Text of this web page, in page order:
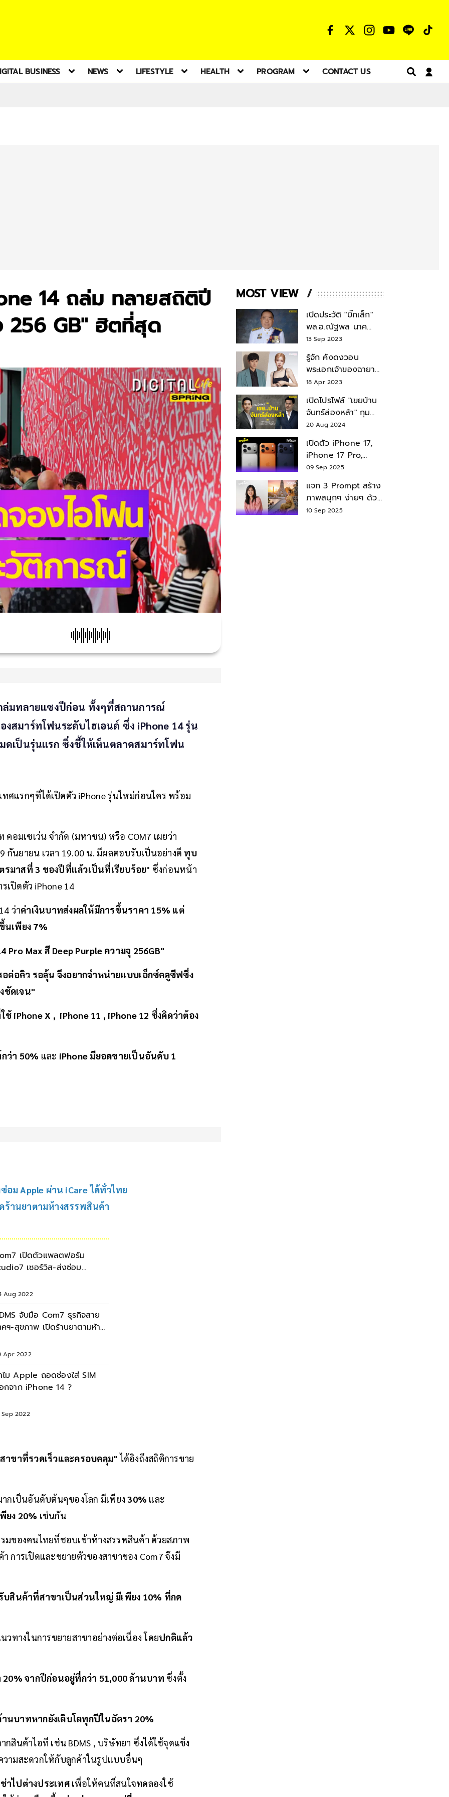
BUSINESS NEWS LIFESTYLE HEALTH PROGRAM CONTACT US
14 ถล่ม ทลายสถิติปี
256 GB" ฮิตที่สุด
ล่มทลายแซงปีก่อน ทั้งๆที่สถานการณ์
สมาร์ทโฟนระดับไฮเอนด์ ซึ่ง iPhone 14 รุ่น
ดเป็นรุ่นแรก ซึ่งชี้ให้เห็นตลาดสมาร์ทโฟน
ศแรกๆที่ได้เปิดตัว iPhone รุ่นใหม่ก่อนใคร พร้อม
อมเซเว่น จำกัด (มหาชน) หรือ COM7 เผยว่า
กันยายน เวลา 19.00 น. มีผลตอบรับเป็นอย่างดี ทุบ
มาสที่ 3 ของปีที่แล้วเป็นที่เรียบร้อย" ซึ่งก่อนหน้า
เปิดตัว iPhone 14
ว่าค่าเงินบาทส่งผลให้มีการขึ้นราคา 15% แต่
นเพียง 7%
Pro Max สี Deep Purple ความจุ 256GB"
อต่อคิว รอลุ้น จึงอยากจำหน่ายแบบเอ็กซ์คลูซีฟซึ่ง
ชัดเจน"
iPhone X , iPhone 11 , iPhone 12 ซึ่งคิดว่าต้อง
ว่า 50% และ iPhone มียอดขายเป็นอันดับ 1
อม Apple ผ่าน iCare ได้ทั่วไทย
ร้านยาตามห้างสรรพสินค้า
เปิดตัวแพลตฟอร์ม
เซอร์วิส-ส่งซ่อม
Aug 2022
จับมือ Com7 ธุรกิจสาย
คฯ-สุขภาพ เปิดร้านยาตามห้าง
Apr 2022
ไม Apple ถอดช่องใส่ SIM
กจาก iPhone 14 ?
Sep 2022
าขาที่รวดเร็วและครอบคลุม" ได้อิงถึงสถิติการขาย
กเป็นอันดับต้นๆของโลก มีเพียง 30% และ
ยง 20% เช่นกัน
มของคนไทยที่ชอบเข้าห้างสรรพสินค้า ด้วยสภาพ
ารเปิดและขยายตัวของสาขาของ Com7 จึงมี
รับสินค้าที่สาขาเป็นส่วนใหญ่ มีเพียง 10% ที่กด
ทางในการขยายสาขาอย่างต่อเนื่อง โดยปกติแล้ว
20% จากปีก่อนอยู่ที่กว่า 51,000 ล้านบาท ซึ่งตั้ง
นบาทหากยังเติบโตทุกปีในอัตรา 20%
สินค้าไอที เช่น BDMS , บริษัทยา ซึ่งได้ใช้จุดแข็ง
วามสะดวกให้กับลูกค้าในรูปแบบอื่นๆ
าไปต่างประเทศเพื่อให้คนที่สนใจทดลองใช้
MOST VIEW
เปิดประวัติ "บิ๊กเล็ก"
พล.อ.ณัฐพล นาค
พาณิชย์ จากเลขาฯ
สมช.-เลขาฯ
รมว.กลาโหม
13 Sep 2023
รู้จัก คังดงวอน
พระเอกเจ้าของฉายา
สมบัติแห่งชาติ หลังมี
18 Apr 2023
เปิดโปรไฟล์ "เขยบ้าน
จันทร์ส่องหล้า" กุม
บังเหียนธุรกิจตระกูล
"ชินวัตร"
20 Aug 2024
เปิดตัว iPhone 17,
iPhone 17 Pro,
iPhone 17 Air สเปค
09 Sep 2025
แจก 3 Prompt สร้าง
ภาพสนุกๆ ง่ายๆ ด้วย
Nano Banana ใน
10 Sep 2025